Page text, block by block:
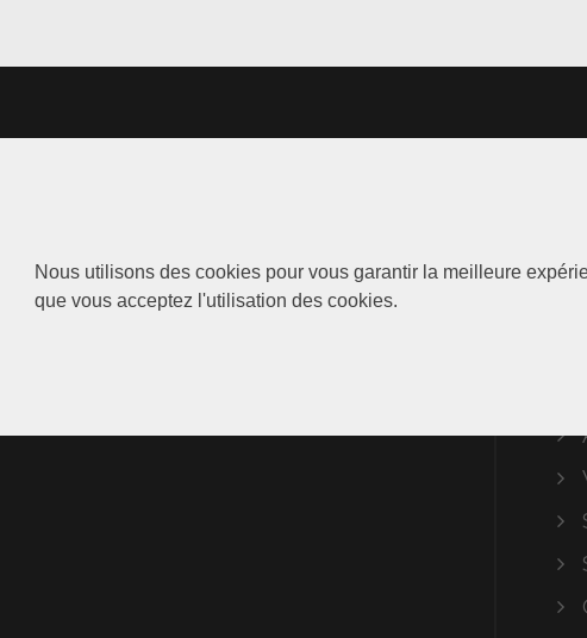
Nous utilisons des cookies pour vous garantir la meilleure
que vous acceptez l'utilisation des cookies.